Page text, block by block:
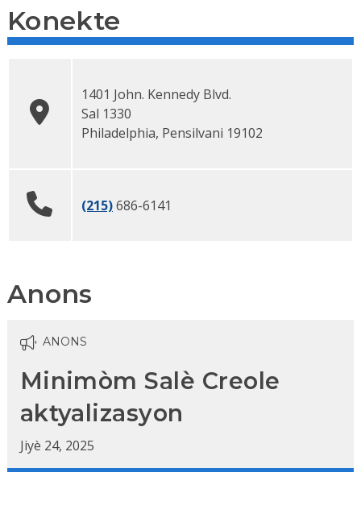
Konekte
1401 John. Kennedy Blvd.
Sal 1330
Philadelphia, Pensilvani 19102
(215)686-6141
Anons
ANONS
Minimòm Salè Creole
aktyalizasyon
Jiyè 24, 2025